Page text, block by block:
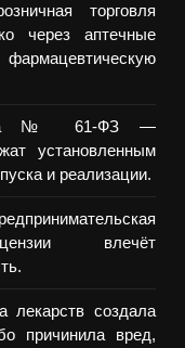
торговля
через аптечные
№ 61-ФЗ —
установленным
и реализации.
влечёт
создала
причинила вред,